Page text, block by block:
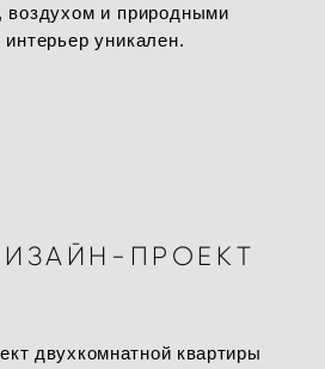
и природными
уникален.
ПРОЕКТ
двухкомнатной квартиры